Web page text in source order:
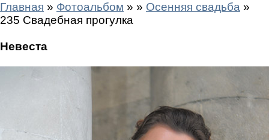
Главная » Фотоальбом » » Осенняя свадьба »
235 Свадебная прогулка
Невеста